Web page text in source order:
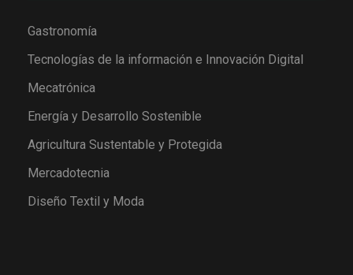
Gastronomía
Tecnologías de la información e Innovación Digital
Mecatrónica
Energía y Desarrollo Sostenible
Agricultura Sustentable y Protegida
Mercadotecnia
Diseño Textil y Moda